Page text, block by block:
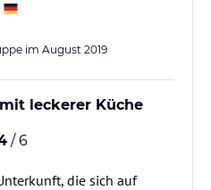
im August 2019
leckerer Küche
/ 6
die sich auf